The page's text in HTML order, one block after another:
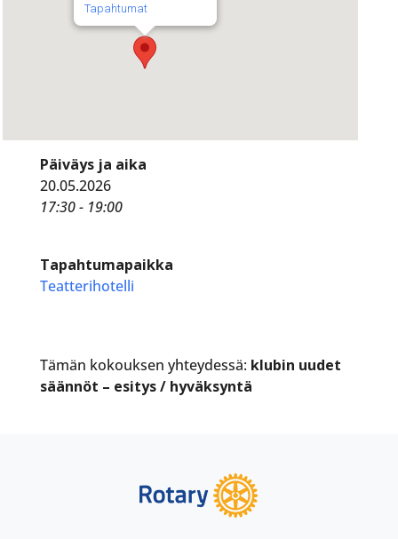
Tapahtumat
Päiväys ja aika
20.05.2026
17:30 - 19:00
Tapahtumapaikka
Teatterihotelli
Tämän kokouksen yhteydessä: klubin uudet
säännöt – esitys / hyväksyntä